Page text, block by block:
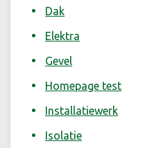
Dak
Elektra
Gevel
Homepage test
Installatiewerk
Isolatie